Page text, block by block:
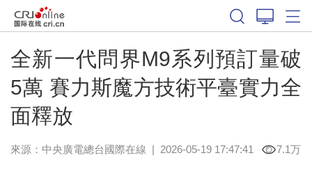
全新一代問界M9系列預訂量破
5萬 賽力斯魔方技術平臺實力全
面釋放
來源：中央廣電總台國際在線 | 2026-05-19 17:47:41 7.1万